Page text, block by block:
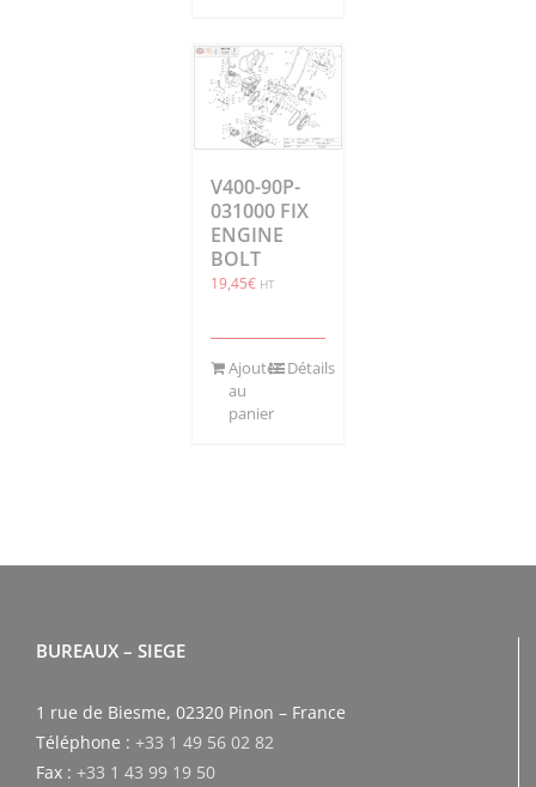
V400-90P-
031000 FIX
ENGINE
BOLT
19,45€ HT
Ajouter
au
panier
Détails
BUREAUX – SIEGE
1 rue de Biesme, 02320 Pinon – France
Téléphone : +33 1 49 56 02 82
Fax : +33 1 43 99 19 50